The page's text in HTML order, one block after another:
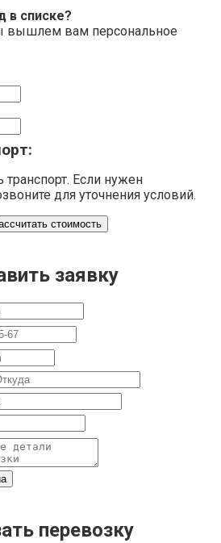
в списке?
вышлем вам персональное
транспорт. Если нужен
для уточнения условий.
стоимость
заявку
перевозку